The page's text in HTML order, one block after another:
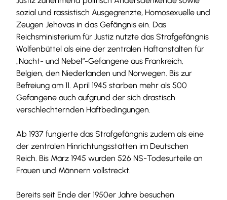
sozial und rassistisch Ausgegrenzte, Homosexuelle und
Zeugen Jehovas in das Gefängnis ein. Das
Reichsministerium für Justiz nutzte das Strafgefängnis
Wolfenbüttel als eine der zentralen Haftanstalten für
„Nacht- und Nebel“-Gefangene aus Frankreich,
Belgien, den Niederlanden und Norwegen. Bis zur
Befreiung am 11. April 1945 starben mehr als 500
Gefangene auch aufgrund der sich drastisch
verschlechternden Haftbedingungen.
Ab 1937 fungierte das Strafgefängnis zudem als eine
der zentralen Hinrichtungsstätten im Deutschen
Reich. Bis März 1945 wurden 526 NS-Todesurteile an
Frauen und Männern vollstreckt.
Bereits seit Ende der 1950er Jahre besuchen